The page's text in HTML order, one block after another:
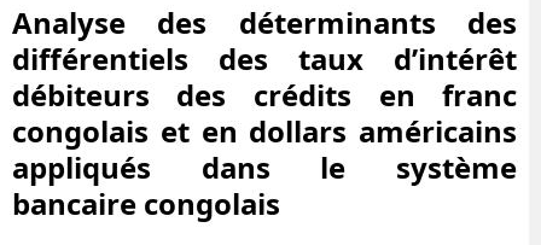
Analyse des déterminants des
différentiels des taux d’intérêt
débiteurs des crédits en franc
congolais et en dollars américains
appliqués dans le système
bancaire congolais